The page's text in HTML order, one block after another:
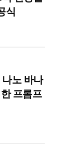
식
노 바나
프롬프